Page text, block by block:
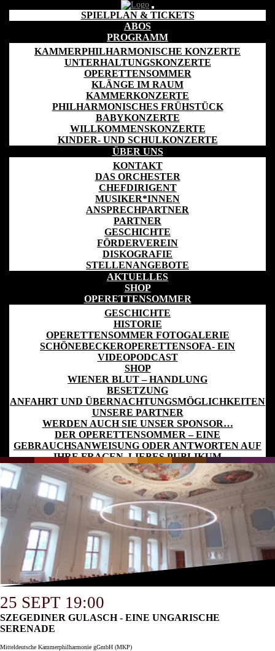
SPIELPLAN & TICKETS
ABOS
PROGRAMM
KAMMERPHILHARMONISCHE KONZERTE
UNTERHALTUNGSKONZERTE
OPERETTENSOMMER
KLÄNGE IM RAUM
KAMMERKONZERTE
PHILHARMONISCHES FRÜHSTÜCK
BABYKONZERTE
WILLKOMMENSKONZERTE
KINDER- UND SCHULKONZERTE
ÜBER UNS
KONTAKT
DAS ORCHESTER
CHEFDIRIGENT
MUSIKER*INNEN
ANSPRECHPARTNER
PARTNER
GESCHICHTE
FÖRDERVEREIN
DISKOGRAFIE
STELLENANGEBOTE
AKTUELLES
SHOP
OPERETTENSOMMER
GESCHICHTE
HISTORIE
OPERETTENSOMMER FOTOGALERIE
SCHÖNEBECKEROPERETTENSOFA- EIN
VIDEOPODCAST
SHOP
WIENER BLUT – HANDLUNG
BESETZUNG
ANFAHRT UND ÜBERNACHTUNGSMÖGLICHKEITEN
UNSERE PARTNER
WERDEN AUCH SIE UNSER SPONSOR…
DER OPERETTENSOMMER – EINE
GEBRAUCHSANWEISUNG ODER ANTWORTEN AUF
IHRE FRAGEN, LIEBES PUBLIKUM
Alle Konzerte auf einen Blick.
Mitteldeutschen Kammerphilharmonie Schönebeck
39218 Schönebeck (Elbe)
Mittwoch: 09.00 – 13.00 Uhr
Donnerstag: 09.00 – 16.00 Uhr
Freitag: 09.00 – 13.00 Uhr
karten@mkp-sbk.de
25 SEPT 19:00
SZEGEDINER GULASCH - EINE UNGARISCHE
SERENADE
Mitteldeutsche Kammerphilharmonie gGmbH (MKP)